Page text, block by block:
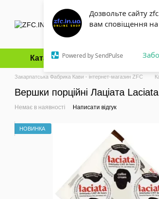
Дозвольте сайту
вам сповіщення на
Powered by SendPulse
Перейти до основного контенту
Каталог Оплата і доставка
Закарпатська Фабрика Кави - інтернет-магазин ZFC
Вершки порційні Лаціата
Немає в наявності Написати відгук
НОВИНКА